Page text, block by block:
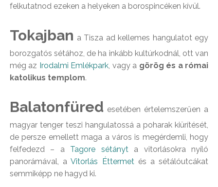
felkutatnod ezeken a helyeken a borospincéken kívül.
Tokajban a Tisza ad kellemes hangulatot egy
borozgatós sétához, de ha inkább kultúrkodnál, ott van
még az Irodalmi Emlékpark, vagy a görög és a római
katolikus templom.
Balatonfüred esetében értelemszerűen a
magyar tenger teszi hangulatossá a poharak kiürítését,
de persze emellett maga a város is megérdemli, hogy
felfedezd – a Tagore sétányta vitorlásokra nyíló
panorámával, aVitorlás Éttermetés a sétálóutcákat
semmiképp ne hagyd ki.